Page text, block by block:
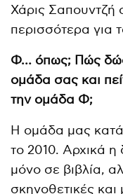
Χάρις Σαπουντζή
περισσότερα για
Φ… όπως; Πώς
ομάδα σας και
την ομάδα Φ;
Η ομάδα μας
το 2010. Αρχικά
μόνο σε βιβλία,
σκηνοθετικές